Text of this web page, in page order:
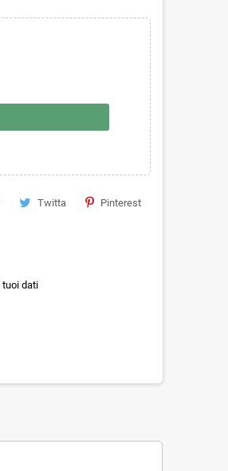
Twitta Pinterest
tuoi dati